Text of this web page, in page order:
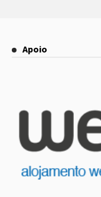
Apoio